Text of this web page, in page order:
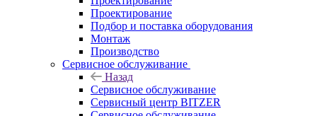
Проектирование
Подбор и поставка оборудования
Монтаж
Производство
Сервисное обслуживание
Назад
Сервисное обслуживание
Сервисный центр BITZER